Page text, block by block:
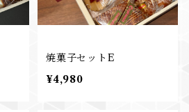
焼菓子セットE
¥4,980